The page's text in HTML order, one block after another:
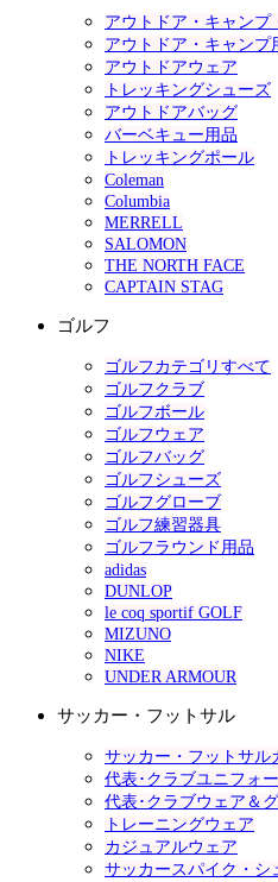
アウトドア・キャンプ
アウトドア・キャンプ
アウトドアウェア
トレッキングシューズ
アウトドアバッグ
バーベキュー用品
トレッキングポール
Coleman
Columbia
MERRELL
SALOMON
THE NORTH FACE
CAPTAIN STAG
ゴルフ
ゴルフカテゴリすべて
ゴルフクラブ
ゴルフボール
ゴルフウェア
ゴルフバッグ
ゴルフシューズ
ゴルフグローブ
ゴルフ練習器具
ゴルフラウンド用品
adidas
DUNLOP
le coq sportif GOLF
MIZUNO
NIKE
UNDER ARMOUR
サッカー・フットサル
サッカー・フットサル
代表･クラブユニフォ
代表･クラブウェア＆
トレーニングウェア
カジュアルウェア
サッカースパイク・シ